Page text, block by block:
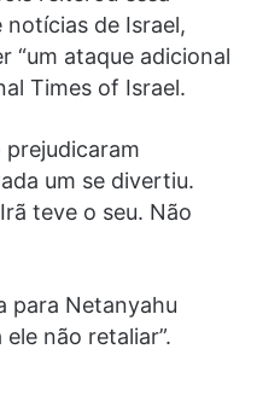
notícias de Israel,
“um ataque adicional
Times of Israel.
prejudicaram
um se divertiu.
teve o seu. Não
para Netanyahu
não retaliar”.